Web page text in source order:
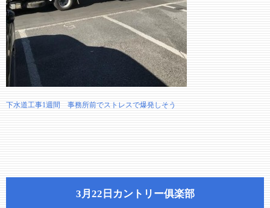
下水道工事1週間 事務所前でストレスで爆発しそう
3月22日カントリー俱楽部